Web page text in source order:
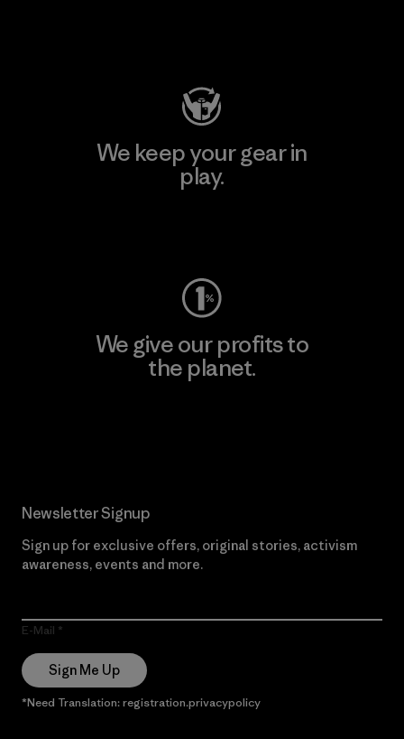
We keep your gear in
play.
We give our profits to
the planet.
Newsletter Signup
Sign up for exclusive offers, original stories, activism
awareness, events and more.
E-Mail
Sign Me Up
*Need Translation: registration.privacypolicy